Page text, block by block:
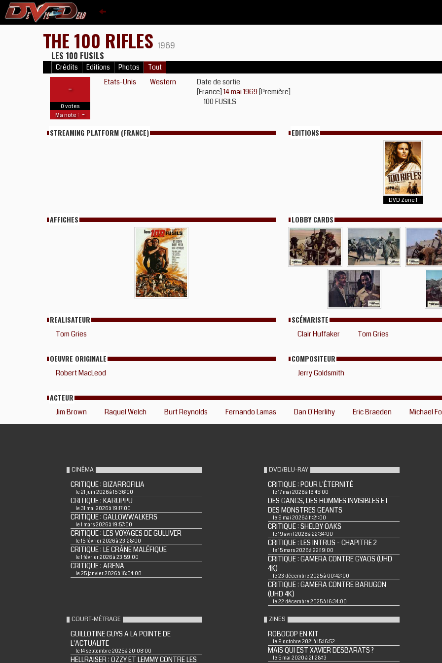
THE 100 RIFLES 1969
LES 100 FUSILS
Crédits Editions Photos Tout
-
0 votes
Ma note : -
Etats-Unis Western
Date de sortie
[France]14 mai 1969 [Première]
100 FUSILS
STREAMING PLATFORM (FRANCE) EDITIONS
DVD Zone 1
AFFICHES LOBBY CARDS
REALISATEUR
Tom Gries
SCÉNARISTE
Clair Huffaker Tom Gries
OEUVRE ORIGINALE
Robert MacLeod
COMPOSITEUR
Jerry Goldsmith
ACTEUR
Jim Brown Raquel Welch Burt Reynolds Fernando Lamas Dan O'Herlihy Eric Braeden Michael
CINÉMA
CRITIQUE : BIZARROFILIA
le 21 juin 2026 à 15:36:00
CRITIQUE : KARUPPU
le 31 mai 2026 à 19:17:00
CRITIQUE : GALLOWWALKERS
le 1 mars 2026 à 19:57:00
CRITIQUE : LES VOYAGES DE GULLIVER
le 15 février 2026 à 23:28:00
CRITIQUE : LE CRÂNE MALÉFIQUE
le 1 février 2026 à 23:59:00
CRITIQUE : ARENA
le 25 janvier 2026 à 18:04:00
DVD/BLU-RAY
CRITIQUE : POUR L'ÉTERNITÉ
le 17 mai 2026 à 16:45:00
DES GANGS, DES HOMMES INVISIBLES ET
DES MONSTRES GEANTS
le 9 mai 2026 à 11:21:00
CRITIQUE : SHELBY OAKS
le 19 avril 2026 à 22:34:00
CRITIQUE : LES INTRUS - CHAPITRE 2
le 15 mars 2026 à 22:19:00
CRITIQUE : GAMERA CONTRE GYAOS (UHD
4K)
le 23 décembre 2025 à 00:42:00
CRITIQUE : GAMERA CONTRE BARUGON
(UHD 4K)
le 22 décembre 2025 à 16:34:00
COURT-MÉTRAGE
GUILLOTINE GUYS A LA POINTE DE
L'ACTUALITE
le 14 septembre 2025 à 20:08:00
HELLRAISER : OZZY ET LEMMY CONTRE LES
ZINES
ROBOCOP EN KIT
le 9 octobre 2021 à 15:16:52
MAIS QUI EST XAVIER DESBARATS ?
le 5 mai 2020 à 21:28:13